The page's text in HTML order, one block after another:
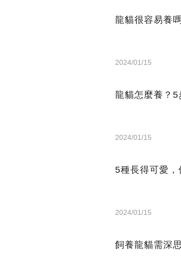
龍貓很容易養
2024/01/15
龍貓怎麼養？
2024/01/15
5種長得可愛，
2024/01/15
飼養龍貓需深